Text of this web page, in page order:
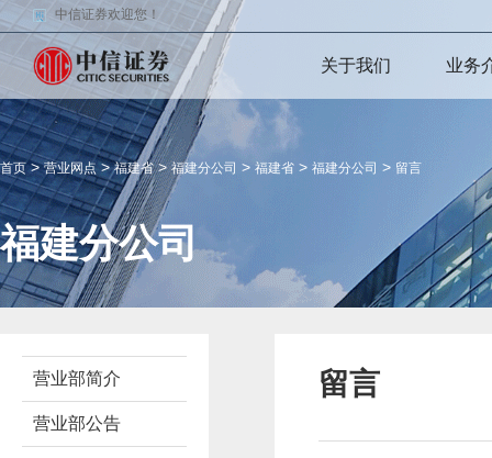
中信证券欢迎您！
关于我们 业务
首页>营业网点>福建省> 福建分公司 > 福建省 > 福建分公司 > 留言
福建分公司
营业部简介
营业部公告
留言